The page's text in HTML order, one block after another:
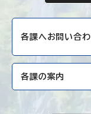
各課へお問い合
各課の案内